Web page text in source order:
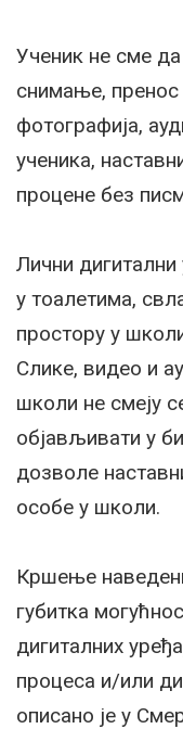
Ученик не сме да
снимање,
фотографија,
ученика,
процене без
Лични дигитални
у тоалетима,
простору у
Слике, видео и
школи не смеју
објављивати у
дозволе
особе у школи.
Кршење
губитка
дигиталних
процеса и/или
описано је у